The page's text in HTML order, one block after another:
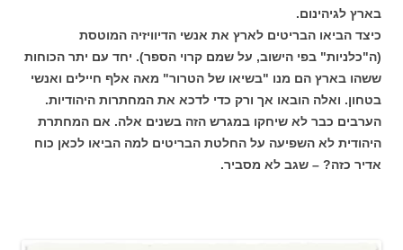
בארץ לגיהינום.
כיצד הביאו הבריטים לארץ את אנשי הדיוויזיה המוטסת
(ה"כלניות" בפי הישוב, על שמם קרוי הספר). יחד עם יתר הכוחות
ששהו בארץ הם מנו "בשיאו של הטרור" מאה אלף חיילים ואנשי
בטחון. ואלה הובאו אך ורק כדי לדכא את המחתרות היהודיות.
הערבים כבר לא שיחקו במגרש הזה בשנים אלה. אם המחתרת
היהודית לא השפיעה על החלטת הבריטים למה הביאו לכאן כוח
אדיר כזה? – שגב לא מסביר.